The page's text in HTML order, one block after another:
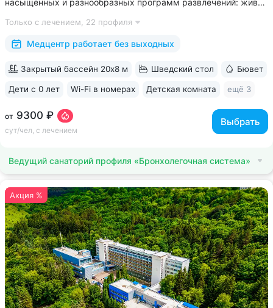
стендап, мастер-классы по рисованию «эбру» и танцам
(бачата, восточные танцы)....
Только с лечением, 22 профиля
Медцентр работает без выходных
от 9300 ₽
сут/чел, с лечением
Выбрать
Закрытый бассейн 20х8 м Шведский стол Бювет
Дети с 0 лет Wi-Fi в номерах Детская комната ещё 3
Ведущий санаторий профиля «Бронхолегочная система»
Акция %